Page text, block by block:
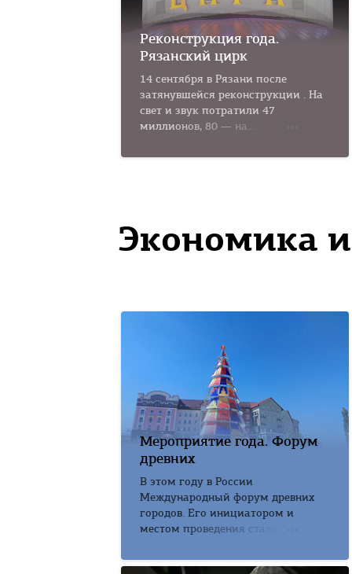
Реконструкция года.
Рязанский цирк
14 сентября в Рязани после
затянувшейся реконструкции . На
свет и звук потратили 47
миллионов, 80 — на...
Экономика
Мероприятие года. Форум
древних
В этом году в России
Международный форум древних
городов. Его инициатором и
местом проведения стала...